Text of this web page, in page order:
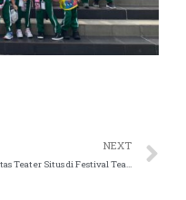
NEXT
Pentas Teater Situs di Festival Teater Anak (FTA) 2025